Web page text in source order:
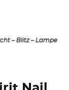
– Blitz – Lampe